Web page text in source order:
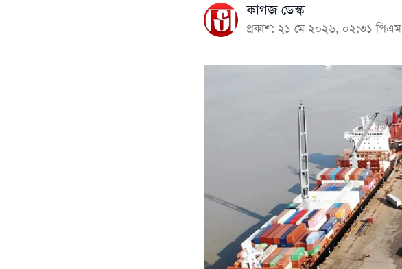
কাগজ ডেস্ক
প্রকাশ: ২১ মে ২০২৬, ০২:৩১ পিএম